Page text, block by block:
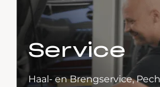
Service
Haal- en Brengservice,